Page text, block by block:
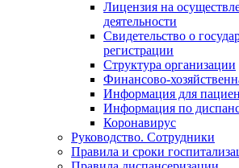
Лицензия на
деятельности
Свидетельство о
регистрации
Структура организации
Финансово-
Информация для
Информация по
Коронавирус
Руководство. Сотрудники
Правила и сроки